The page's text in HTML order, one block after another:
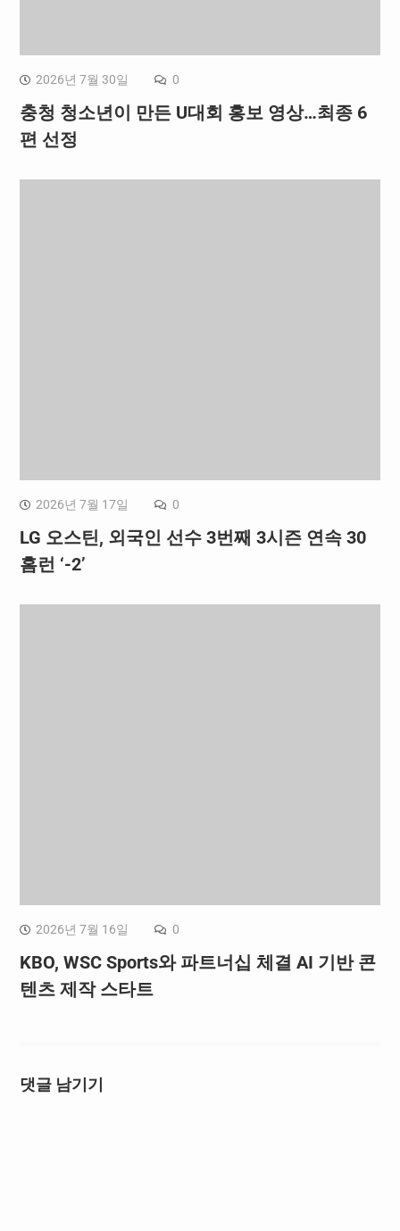
2026년 7월 30일 0
충청 청소년이 만든 U대회 홍보 영상…최종 6
편 선정
2026년 7월 17일 0
LG 오스틴, 외국인 선수 3번째 3시즌 연속 30
홈런 ‘-2’
2026년 7월 16일 0
KBO, WSC Sports와 파트너십 체결 AI 기반 콘
텐츠 제작 스타트
댓글 남기기